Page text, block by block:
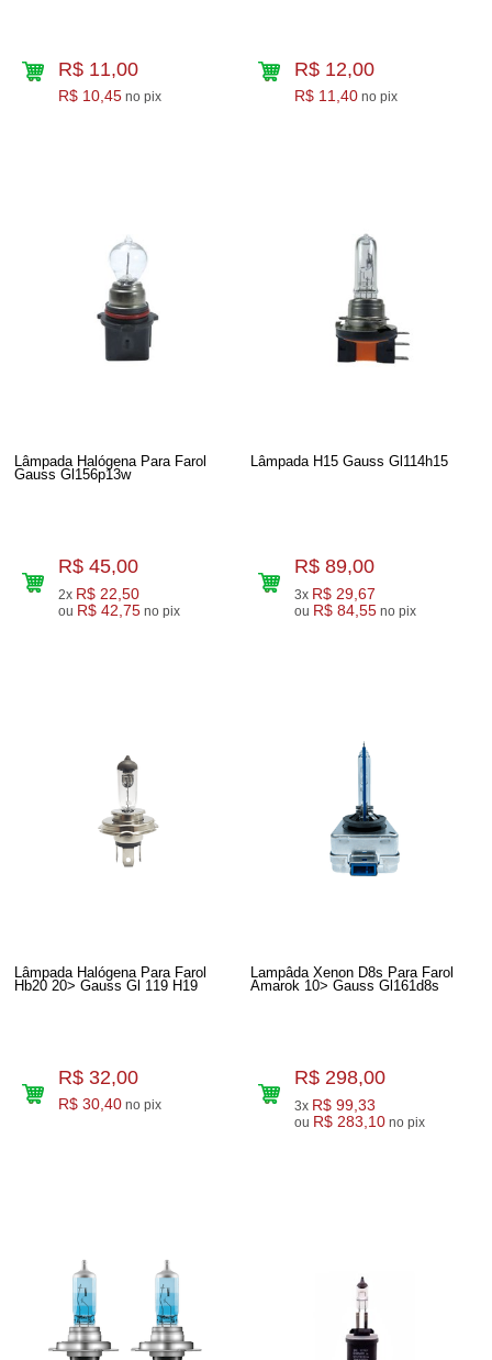
R$ 11,00
R$ 10,45 no pix
R$ 12,00
R$ 11,40 no pix
Lâmpada Halógena Para Farol
Gauss Gl156p13w
R$ 45,00
2x R$ 22,50
ou R$ 42,75 no pix
Lâmpada H15 Gauss Gl114h15
R$ 89,00
3x R$ 29,67
ou R$ 84,55 no pix
Lâmpada Halógena Para Farol
Hb20 20> Gauss Gl 119 H19
R$ 32,00
R$ 30,40 no pix
Lampâda Xenon D8s Para Farol
Amarok 10> Gauss Gl161d8s
R$ 298,00
3x R$ 99,33
ou R$ 283,10 no pix